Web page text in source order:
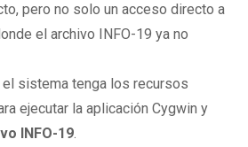
pero no solo un acceso directo a
el archivo INFO-19 ya no
sistema tenga los recursos
ejecutar la aplicación Cygwin y
INFO-19.